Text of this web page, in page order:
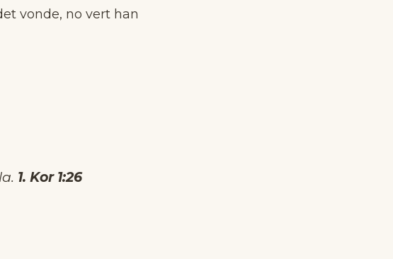
vonde, no vert han
1. Kor 1:26